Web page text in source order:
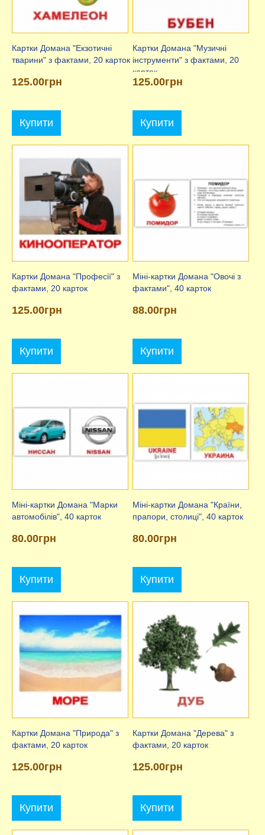
Картки Домана "Екзотичні
тварини" з фактами, 20 карток
125.00грн
Купити
Картки Домана "Музичні
інструменти" з фактами, 20
карток
125.00грн
Купити
Картки Домана "Професії" з
фактами, 20 карток
125.00грн
Купити
Міні-картки Домана "Овочі з
фактами", 40 карток
88.00грн
Купити
Міні-картки Домана "Марки
автомобілів", 40 карток
80.00грн
Купити
Міні-картки Домана "Країни,
прапори, столиці", 40 карток
80.00грн
Купити
Картки Домана "Природа" з
фактами, 20 карток
125.00грн
Купити
Картки Домана "Дерева" з
фактами, 20 карток
125.00грн
Купити